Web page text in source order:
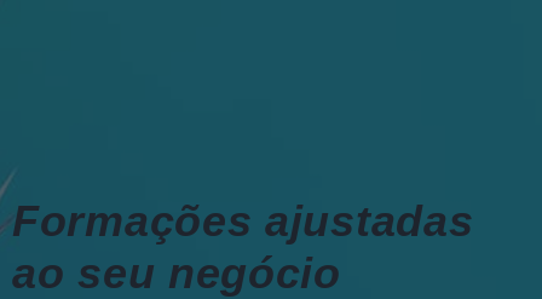
Formações ajustadas
ao seu negócio